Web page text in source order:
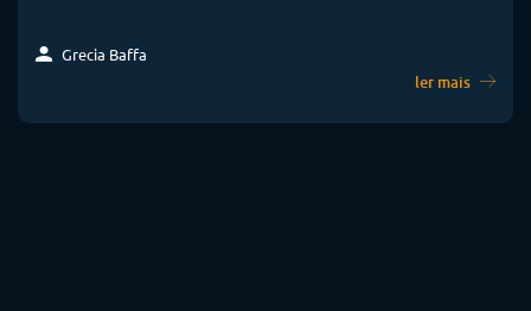
Grecia Baffa
ler mais